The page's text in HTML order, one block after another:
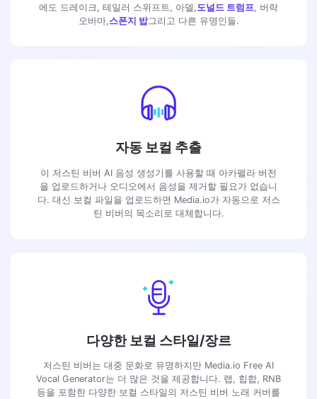
에도 드레이크, 테일러 스위프트, 아델, 도널드 트럼프, 버락
오바마, 스폰지 밥그리고 다른 유명인들.
자동 보컬 추출
이 저스틴 비버 AI 음성 생성기를 사용할 때 아카펠라 버전
을 업로드하거나 오디오에서 음성을 제거할 필요가 없습니
다. 대신 보컬 파일을 업로드하면 Media.io가 자동으로 저스
틴 비버의 목소리로 대체합니다.
다양한 보컬 스타일/장르
저스틴 비버는 대중 문화로 유명하지만 Media.io Free AI
Vocal Generator는 더 많은 것을 제공합니다. 랩, 힙합, RNB
등을 포함한 다양한 보컬 스타일의 저스틴 비버 노래 커버를